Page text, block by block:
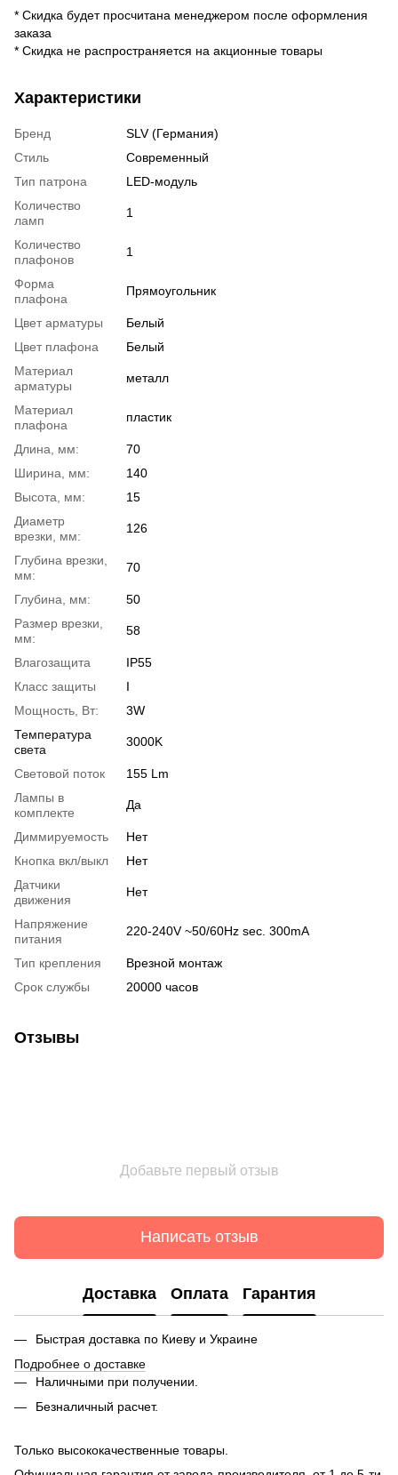
* Скидка будет просчитана менеджером после оформления
заказа
* Скидка не распространяется на акционные товары
Характеристики
Бренд
SLV (Германия)
Стиль
Современный
Тип патрона
LED-модуль
Количество
ламп
1
Количество
плафонов
1
Форма
плафона
Прямоугольник
Цвет арматуры
Белый
Цвет плафона
Белый
Материал
арматуры
металл
Материал
плафона
пластик
Длина, мм:
70
Ширина, мм:
140
Высота, мм:
15
Диаметр
врезки, мм:
126
Глубина врезки,
мм:
70
Глубина, мм:
50
Размер врезки,
мм:
58
Влагозащита
IP55
Класс защиты
I
Мощность, Вт:
3W
Температура
света
3000K
Световой поток
155 Lm
Лампы в
комплекте
Да
Диммируемость
Нет
Кнопка вкл/выкл
Нет
Датчики
движения
Нет
Напряжение
питания
220-240V ~50/60Hz sec. 300mA
Тип крепления
Врезной монтаж
Срок службы
20000 часов
Отзывы
Добавьте первый отзыв
Написать отзыв
Доставка Оплата Гарантия
Быстрая доставка по Киеву и Украине
Подробнее о доставке
Наличными при получении.
Безналичный расчет.
Только высококачественные товары.